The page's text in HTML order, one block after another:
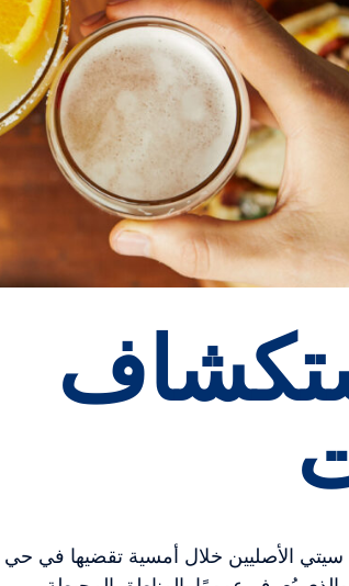
الأصليين خلال أمسية تقضيها في حي